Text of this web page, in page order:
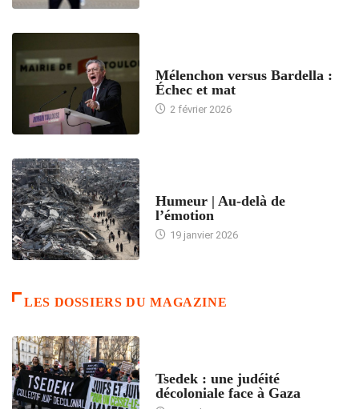
Mélenchon versus Bardella :
Échec et mat
2 février 2026
Humeur | Au-delà de
l’émotion
19 janvier 2026
LES DOSSIERS DU MAGAZINE
Tsedek : une judéité
décoloniale face à Gaza